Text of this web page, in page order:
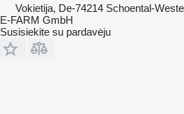
Vokietija, De-74214 Schoental-
E-FARM GmbH
Susisiekite su pardavėju